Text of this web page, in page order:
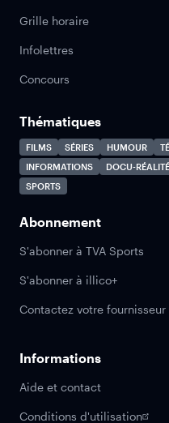
Grille horaire
Infolettres
Concours
Thématiques
FILMS SÉRIES HUMOUR
INFORMATIONS
DOCU-
SPORTS
Abonnement
S'abonner à TVA Sports
S'abonner à illico+
Contactez votre fournisseur
Informations
Aide et contact
Conditions d'utilisation